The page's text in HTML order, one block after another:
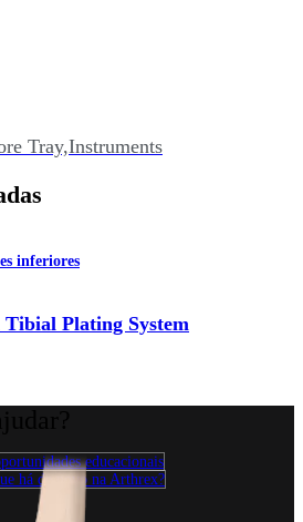
Tray,Instruments
inferiores
Plating System
educacionais
há de novo na Arthrex?